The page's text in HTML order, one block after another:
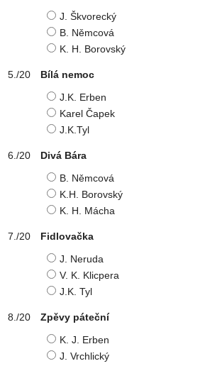
J. Škvorecký
B. Němcová
K. H. Borovský
Bílá nemoc
J.K. Erben
Karel Čapek
J.K.Tyl
Divá Bára
B. Němcová
K.H. Borovský
K. H. Mácha
Fidlovačka
J. Neruda
V. K. Klicpera
J.K. Tyl
Zpěvy páteční
K. J. Erben
J. Vrchlický